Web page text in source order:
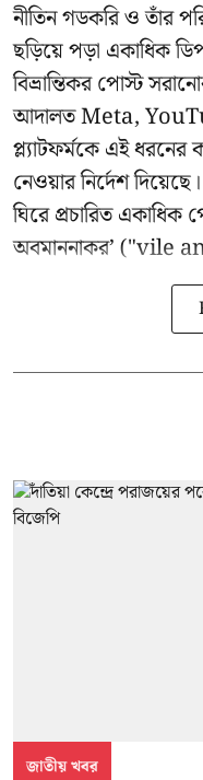
নীতিন গডকরি ও তাঁর
ছড়িয়ে পড়া একাধিক
বিভ্রান্তিকর পোস্ট
আদালত Meta,
প্ল্যাটফর্মকে এই ধরনের
নেওয়ার নির্দেশ
ঘিরে প্রচারিত
অবমাননাকর’ ("vile
জাতীয় খবর